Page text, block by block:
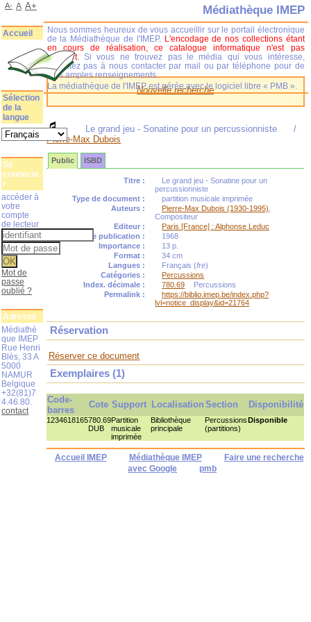
Nouvelle recherche
Le grand jeu - Sonatine pour un percussionniste
/
Pierre-Max Dubois
Public ISBD
Titre :
Le grand jeu - Sonatine pour un
percussionniste
Type de document :
partition musicale imprimée
Auteurs :
Pierre-Max Dubois (1930-1995)
Compositeur
Editeur :
Paris [France] : Alphonse Leduc
Année de publication :
1968
Importance :
13 p.
Format :
34 cm
Langues :
Français (fre)
Catégories :
Percussions
Index. décimale :
780.69
Percussions
Permalink :
https://biblio.imep.be/index.php?
lvl=notice_display&id=21764
Réservation
Réserver ce document
Exemplaires (1)
Code-
barres
Cote Support Localisation Section Disponibilité
1234618165780.69
DUB
Partition
musicale
imprimée
Bibliothèque
principale
Percussions
(partitions)
Disponible
Accueil IMEP Médiathèque IMEP
Faire une recherche
avec Google
pmb
Médiathèque IMEP
Nous sommes heureux de vous accueillir sur le portail électronique
de la Médiathèque de l'IMEP. L'encodage de nos collections étant
en cours de réalisation, ce catalogue informatique n'est pas
complet.
Si vous ne trouvez pas le média qui vous intéresse,
n'hésitez pas à nous contacter par mail ou par téléphone pour de
plus amples renseignements.
La médiathèque de l'IMEP est gérée avec le logiciel libre « PMB ».
A- A A+
Accueil
Sélection
de la
langue
Se
connecte
r
accéder à
votre
compte
de lecteur
Mot de
passe
oublié ?
Adresse
Médiathè
que IMEP
Rue Henri
Blès, 33 A
5000
NAMUR
Belgique
+32(81)7
4.46.80.
contact